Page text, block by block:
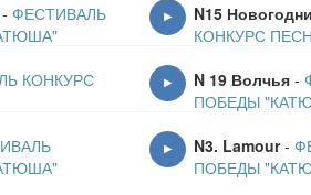
- ФЕСТИВАЛЬ
▶ N15
КОНКУРС
КОНКУРС
▶ N 19 Волчья -
ПОБЕДЫ
▶ N3. Lamour-
ПОБЕДЫ